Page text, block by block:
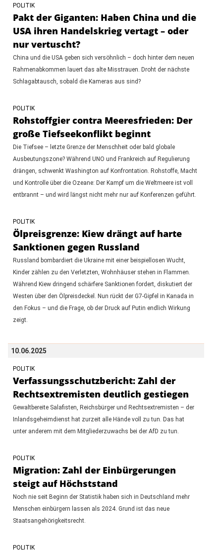
POLITIK
Pakt der Giganten: Haben China und die
USA ihren Handelskrieg vertagt – oder
nur vertuscht?
China und die USA geben sich versöhnlich – doch hinter dem neuen
Rahmenabkommen lauert das alte Misstrauen. Droht der nächste
Schlagabtausch, sobald die Kameras aus sind?
POLITIK
Rohstoffgier contra Meeresfrieden: Der
große Tiefseekonflikt beginnt
Die Tiefsee – letzte Grenze der Menschheit oder bald globale
Ausbeutungszone? Während UNO und Frankreich auf Regulierung
drängen, schwenkt Washington auf Konfrontation. Rohstoffe, Macht
und Kontrolle über die Ozeane: Der Kampf um die Weltmeere ist voll
entbrannt – und wird längst nicht mehr nur auf Konferenzen geführt.
POLITIK
Ölpreisgrenze: Kiew drängt auf harte
Sanktionen gegen Russland
Russland bombardiert die Ukraine mit einer beispiellosen Wucht,
Kinder zählen zu den Verletzten, Wohnhäuser stehen in Flammen.
Während Kiew dringend schärfere Sanktionen fordert, diskutiert der
Westen über den Ölpreisdeckel. Nun rückt der G7-Gipfel in Kanada in
den Fokus – und die Frage, ob der Druck auf Putin endlich Wirkung
zeigt.
10.06.2025
POLITIK
Verfassungsschutzbericht: Zahl der
Rechtsextremisten deutlich gestiegen
Gewaltbereite Salafisten, Reichsbürger und Rechtsextremisten – der
Inlandsgeheimdienst hat zurzeit alle Hände voll zu tun. Das hat
unter anderem mit dem Mitgliederzuwachs bei der AfD zu tun.
POLITIK
Migration: Zahl der Einbürgerungen
steigt auf Höchststand
Noch nie seit Beginn der Statistik haben sich in Deutschland mehr
Menschen einbürgern lassen als 2024. Grund ist das neue
Staatsangehörigkeitsrecht.
POLITIK